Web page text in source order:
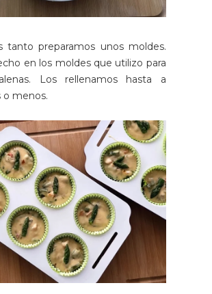
tanto preparamos unos moldes.
en los moldes que utilizo para
Los rellenamos hasta a
menos.